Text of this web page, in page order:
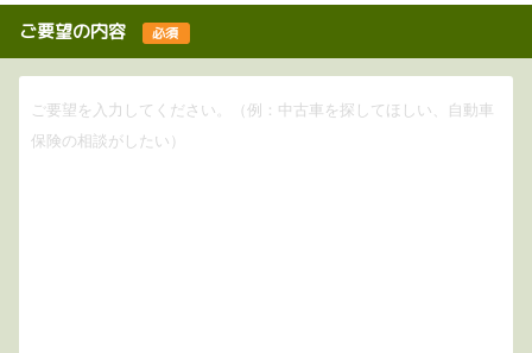
ご要望の内容 必須